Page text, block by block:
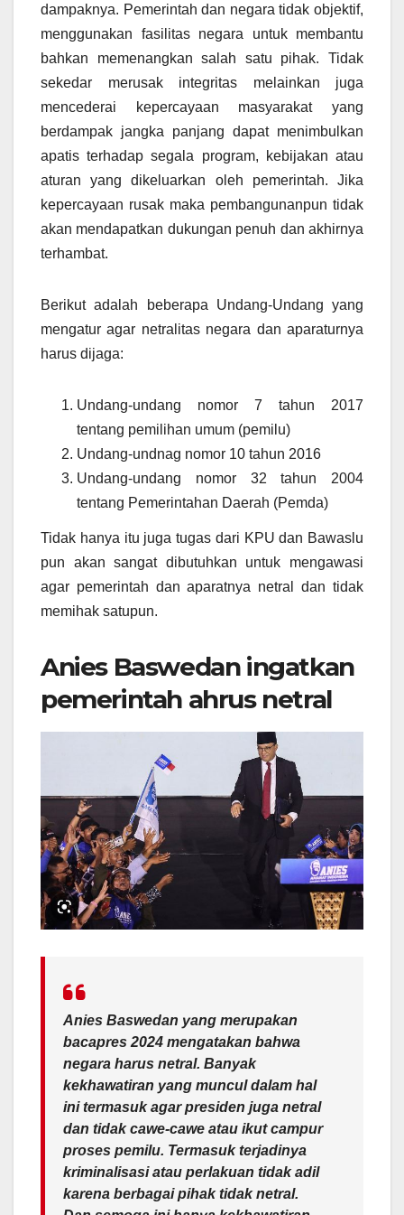
dampaknya. Pemerintah dan negara tidak objektif,
menggunakan fasilitas negara untuk membantu
bahkan memenangkan salah satu pihak. Tidak
sekedar merusak integritas melainkan juga
mencederai kepercayaan masyarakat yang
berdampak jangka panjang dapat menimbulkan
apatis terhadap segala program, kebijakan atau
aturan yang dikeluarkan oleh pemerintah. Jika
kepercayaan rusak maka pembangunanpun tidak
akan mendapatkan dukungan penuh dan akhirnya
terhambat.
Berikut adalah beberapa Undang-Undang yang
mengatur agar netralitas negara dan aparaturnya
harus dijaga:
Undang-undang nomor 7 tahun 2017
tentang pemilihan umum (pemilu)
Undang-undnag nomor 10 tahun 2016
Undang-undang nomor 32 tahun 2004
tentang Pemerintahan Daerah (Pemda)
Tidak hanya itu juga tugas dari KPU dan Bawaslu
pun akan sangat dibutuhkan untuk mengawasi
agar pemerintah dan aparatnya netral dan tidak
memihak satupun.
Anies Baswedan ingatkan
pemerintah ahrus netral
Anies Baswedan yang merupakan
bacapres 2024 mengatakan bahwa
negara harus netral. Banyak
kekhawatiran yang muncul dalam hal
ini termasuk agar presiden juga netral
dan tidak cawe-cawe atau ikut campur
proses pemilu. Termasuk terjadinya
kriminalisasi atau perlakuan tidak adil
karena berbagai pihak tidak netral.